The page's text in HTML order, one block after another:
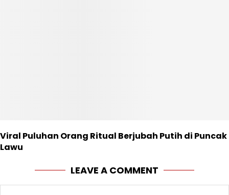
Viral Puluhan Orang Ritual Berjubah Putih di Puncak
Lawu
LEAVE A COMMENT